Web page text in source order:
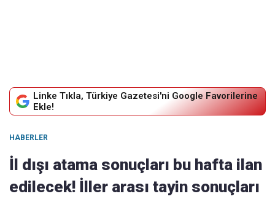
Linke Tıkla, Türkiye Gazetesi'ni Google Favorilerine
Ekle!
HABERLER
İl dışı atama sonuçları bu hafta ilan
edilecek! İller arası tayin sonuçları